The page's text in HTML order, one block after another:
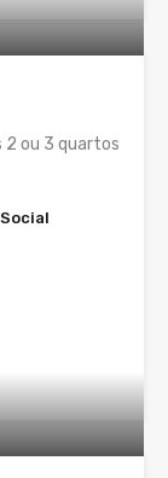
2 ou 3 quartos